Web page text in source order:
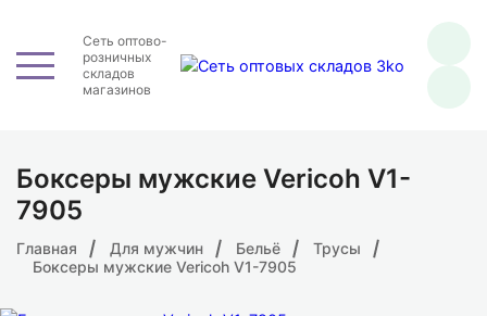
Сеть оптово-
розничных
складов
магазинов
Боксеры мужские Vericoh V1-
7905
Главная Для мужчин Бельё
Трусы
Боксеры мужские Vericoh V1-7905